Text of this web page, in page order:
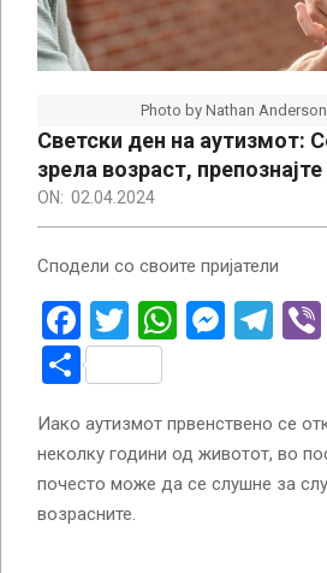
Photo by Nathan
Светски ден на аутизмот:
зрела возраст,
ON: 02.04.2024
Сподели со своите пријатели
Facebook
Twitter
Share
Иако аутизмот првенствено се
неколку години од животот, во
почесто може да се слушне за
возрасните.